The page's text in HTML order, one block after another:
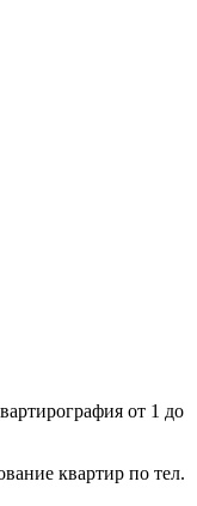
от 1 до
квартир по тел.